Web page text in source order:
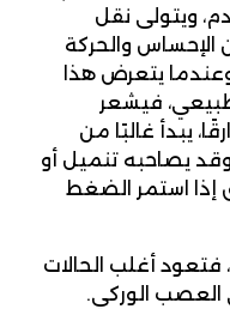
ويتولى نقل
الإحساس والحركة
يتعرض هذا
فيشعر
يبدأ غالبًا من
يصاحبه تنميل أو
استمر الضغط
أغلب الحالات
الوركي.